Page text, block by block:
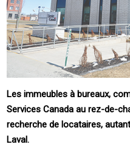
Les immeubles à bureaux,
Services Canada au rez-de-
recherche de locataires,
Laval.